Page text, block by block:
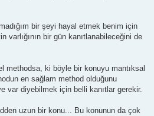
bir şeyi hayal etmek benim için
bir gün kanıtlanabileceğini de
methodsa, ki böyle bir konuyu mantıksal
en sağlam method olduğunu
var diyebilmek için belli kanıtlar gerekir.
uzun bir konu... Bu konunun da çok